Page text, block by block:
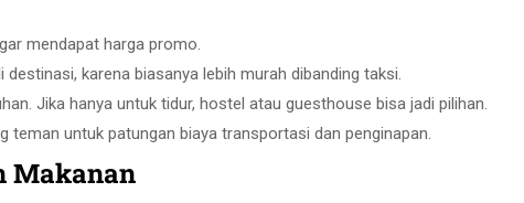
mendapat harga promo.
karena biasanya lebih murah dibanding taksi.
Jika hanya untuk tidur, hostel atau guesthouse bisa jadi pilihan.
teman untuk patungan biaya transportasi dan penginapan.
Makanan